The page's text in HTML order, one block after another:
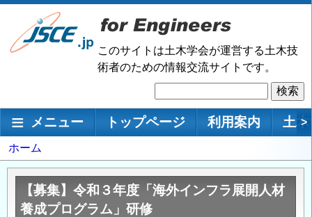
メ
ン
移
このサイトは土木学会が運営する土木技
術者のための情報交流サイトです。
索
メインナビゲーション
メニュー トップページ 利用案内 土 >
パ
ン
ず
ホーム
【募集】令和３年度「海外インフラ展開⼈材
養成プログラム」研修